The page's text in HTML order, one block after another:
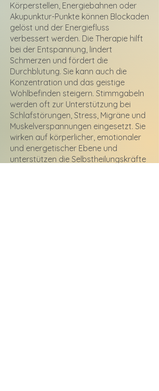
Körperstellen, Energiebahnen oder
Akupunktur-Punkte können Blockaden
gelöst und der Energiefluss
verbessert werden. Die Therapie hilft
bei der Entspannung, lindert
Schmerzen und fördert die
Durchblutung. Sie kann auch die
Konzentration und das geistige
Wohlbefinden steigern. Stimmgabeln
werden oft zur Unterstützung bei
Schlafstörungen, Stress, Migräne und
Muskelverspannungen eingesetzt. Sie
wirken auf körperlicher, emotionaler
und energetischer Ebene und
unterstützen die Selbstheilungskräfte